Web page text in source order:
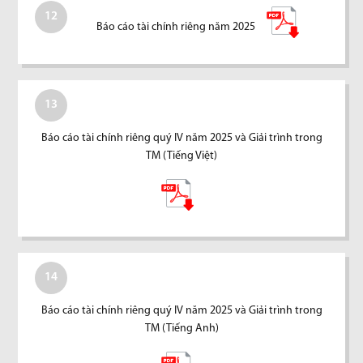
12
Báo cáo tài chính riêng năm 2025
13
Báo cáo tài chính riêng quý IV năm 2025 và Giải trình trong
TM (Tiếng Việt)
14
Báo cáo tài chính riêng quý IV năm 2025 và Giải trình trong
TM (Tiếng Anh)